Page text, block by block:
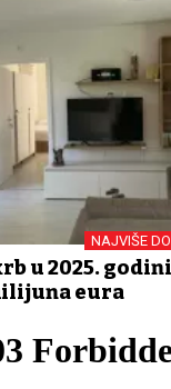
NAJVIŠE
u 2025. godini
eura